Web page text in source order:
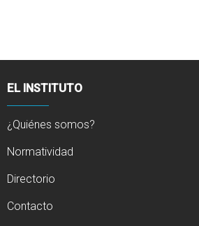
EL INSTITUTO
¿Quiénes somos?
Normatividad
Directorio
Contacto